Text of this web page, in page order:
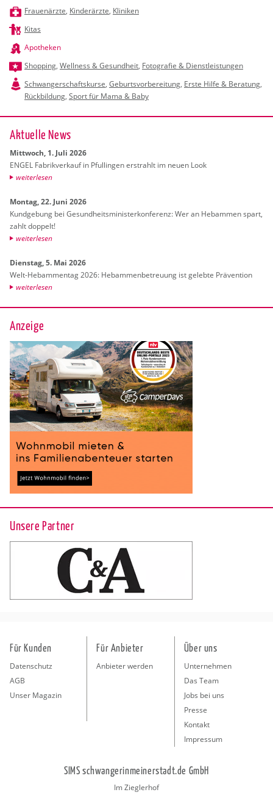
Frauenärzte, Kinderärzte, Kliniken
Kitas
Apotheken
Shopping, Wellness & Gesundheit, Fotografie & Dienstleistungen
Schwangerschaftskurse, Geburtsvorbereitung, Erste Hilfe & Beratung,
Rückbildung, Sport für Mama & Baby
Ak­tu­el­le News
Mitt­woch, 1. Juli 2026
ENGEL Fa­brik­ver­kauf in Pful­lin­gen er­strahlt im neuen Look
wei­ter­le­sen
Mon­tag, 22. Juni 2026
Kund­ge­bung bei Ge­sund­heits­mi­nis­ter­kon­fe­renz: Wer an Heb­am­men spart,
zahlt dop­pelt!
wei­ter­le­sen
Diens­tag, 5. Mai 2026
Welt-Heb­am­men­tag 2026: Heb­am­men­be­treu­ung ist ge­leb­te Prä­ven­ti­on
wei­ter­le­sen
Anzeige
Unsere Partner
Für Kunden
Datenschutz
AGB
Unser Magazin
Für Anbieter
Anbieter werden
Über uns
Unternehmen
Das Team
Jobs bei uns
Presse
Kontakt
Impressum
SIMS schwangerinmeinerstadt.de GmbH
Im Zieglerhof